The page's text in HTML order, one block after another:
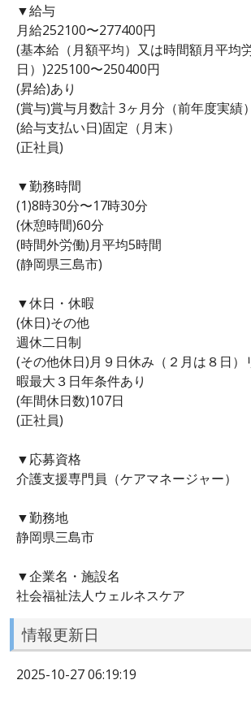
▼給与
月給252100〜277400円
(基本給（月額平均）又は時間額月平均
日）)225100〜250400円
(昇給)あり
(賞与)賞与月数計 3ヶ月分（前年度実績）
(給与支払い日)固定（月末）
(正社員)
▼勤務時間
(1)8時30分〜17時30分
(休憩時間)60分
(時間外労働)月平均5時間
(静岡県三島市)
▼休日・休暇
(休日)その他
週休二日制
(その他休日)月９日休み（２月は８日）
暇最大３日年条件あり
(年間休日数)107日
(正社員)
▼応募資格
介護支援専門員（ケアマネージャー）
▼勤務地
静岡県三島市
▼企業名・施設名
社会福祉法人ウェルネスケア
情報更新日
2025-10-27 06:19:19